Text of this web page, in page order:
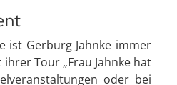
ist Gerburg Jahnke immer
Tour „Frau Jahnke hat
oder bei